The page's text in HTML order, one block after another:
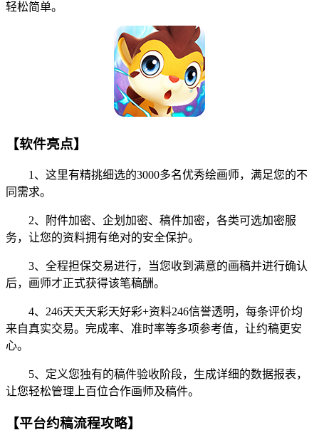
轻松简单。
【软件亮点】
1、这里有精挑细选的3000多名优秀绘画师，满足您的不
同需求。
2、附件加密、企划加密、稿件加密，各类可选加密服
务，让您的资料拥有绝对的安全保护。
3、全程担保交易进行，当您收到满意的画稿并进行确认
后，画师才正式获得该笔稿酬。
4、246天天天彩天好彩+资料246信誉透明，每条评价均
来自真实交易。完成率、准时率等多项参考值，让约稿更安
心。
5、定义您独有的稿件验收阶段，生成详细的数据报表，
让您轻松管理上百位合作画师及稿件。
【平台约稿流程攻略】